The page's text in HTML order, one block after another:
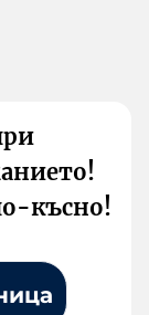
късно!